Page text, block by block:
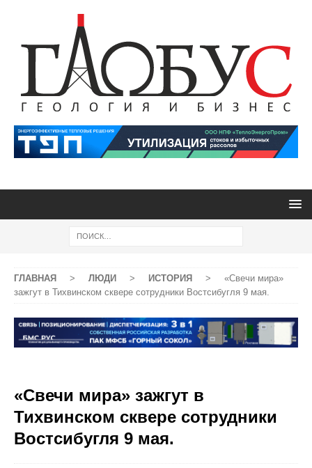
ГЛАВНАЯ > ЛЮДИ > ИСТОРИЯ >
«Свечи мира»
зажгут в Тихвинском сквере сотрудники Востсибугля 9 мая.
«Свечи мира» зажгут в
Тихвинском сквере сотрудники
Востсибугля 9 мая.